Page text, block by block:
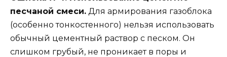
песчаной смеси. Для армирования газоблока
(особенно тонкостенного) нельзя использовать
обычный цементный раствор с песком. Он
слишком грубый, не проникает в поры и